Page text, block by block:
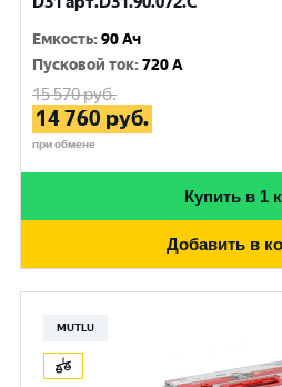
Емкость:90 Ач
Пусковой ток:720 A
15 570руб.
14 760 руб.
при обмене
Купить в 1
Добавить в
MUTLU